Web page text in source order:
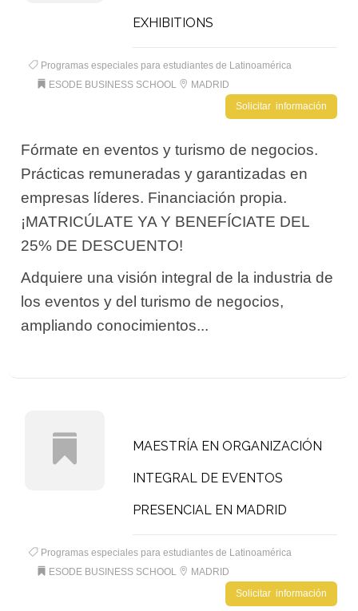
EXHIBITIONS
Programas especiales para estudiantes de Latinoamérica
ESODE BUSINESS SCHOOL
MADRID
Solicitar información
Fórmate en eventos y turismo de negocios.
Prácticas remuneradas y garantizadas en
empresas líderes. Financiación propia.
¡MATRICÚLATE YA Y BENEFÍCIATE DEL
25% DE DESCUENTO!
Adquiere una visión integral de la industria de
los eventos y del turismo de negocios,
ampliando conocimientos...
MAESTRÍA EN ORGANIZACIÓN
INTEGRAL DE EVENTOS
PRESENCIAL EN MADRID
Programas especiales para estudiantes de Latinoamérica
ESODE BUSINESS SCHOOL
MADRID
Solicitar información